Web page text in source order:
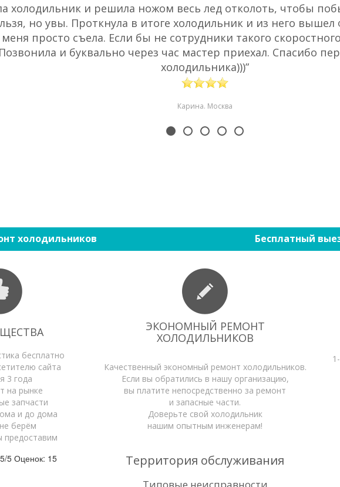
холодильник и решила ножом весь лед отколоть, чтобы
но увы. Проткнула в итоге холодильник и из него вышел
просто съела. Если бы не сотрудники такого
и буквально через час мастер приехал. Спасибо
холодильника)))”
Карина. Москва
холодильников Бесплатный
ЭКОНОМНЫЙ РЕМОНТ
ХОЛОДИЛЬНИКОВ
бесплатно
сайта
3 года
на рынке
запчасти
и до дома
берём
предоставим
Качественный экономный ремонт холодильников.
Если вы обратились в нашу организацию,
вы платите непосредственно за ремонт
и запасные части.
Доверьте свой холодильник
нашим опытным инженерам!
Территория обслуживания
/5 Оценок: 15